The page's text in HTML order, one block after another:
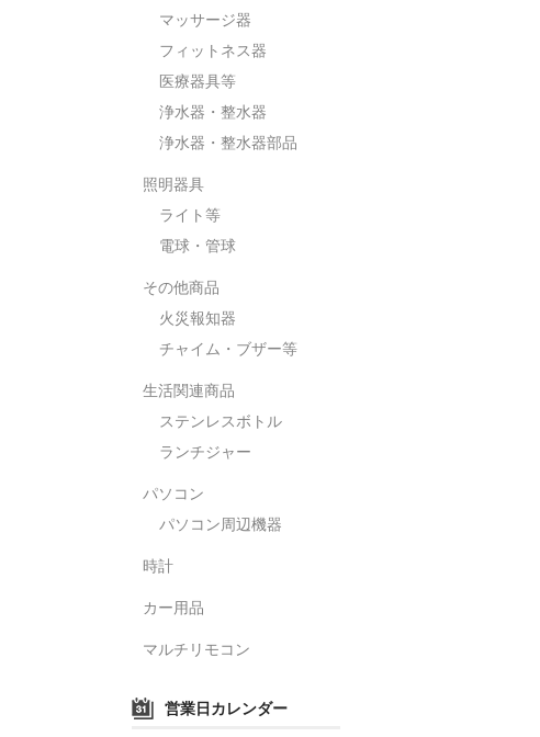
マッサージ器
フィットネス器
医療器具等
浄水器・整水器
浄水器・整水器部品
照明器具
ライト等
電球・管球
その他商品
火災報知器
チャイム・ブザー等
生活関連商品
ステンレスボトル
ランチジャー
パソコン
パソコン周辺機器
時計
カー用品
マルチリモコン
営業日カレンダー